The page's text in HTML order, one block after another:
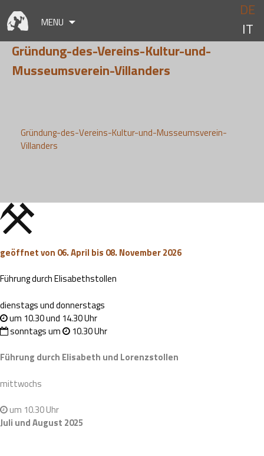
to
content
MENU
DE
IT
Gründung-des-Vereins-Kultur-und-
Musseumsverein-Villanders
Gründung-des-Vereins-Kultur-und-Musseumsverein-
Villanders
geöffnet von 06. April bis 08. November 2026
Führung durch Elisabethstollen
dienstags und donnerstags
um 10.30 und 14.30 Uhr
sonntags um
10.30 Uhr
Führung durch Elisabeth und Lorenzstollen
mittwochs
um 10.30 Uhr
Juli und August 2025